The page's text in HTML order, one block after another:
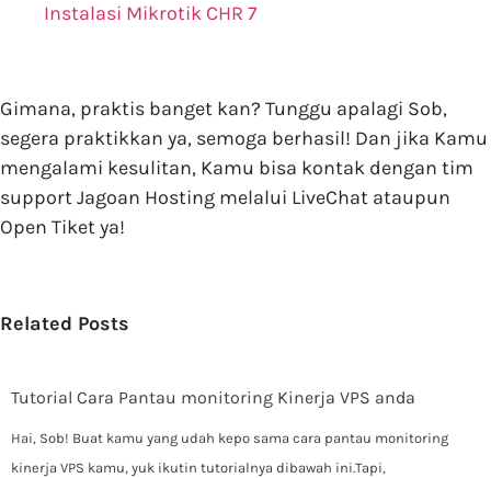
Instalasi Mikrotik CHR 7
Gimana, praktis banget kan? Tunggu apalagi Sob,
segera praktikkan ya, semoga berhasil! Dan jika Kamu
mengalami kesulitan, Kamu bisa kontak dengan tim
support Jagoan Hosting melalui LiveChat ataupun
Open Tiket ya!
Related Posts
Tutorial Cara Pantau monitoring Kinerja VPS anda
Hai, Sob! Buat kamu yang udah kepo sama cara pantau monitoring
kinerja VPS kamu, yuk ikutin tutorialnya dibawah ini.Tapi,